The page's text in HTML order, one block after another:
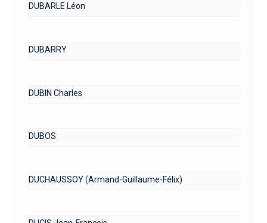
DUBARLE Léon
DUBARRY
DUBIN Charles
DUBOS
DUCHAUSSOY (Armand-Guillaume-Félix)